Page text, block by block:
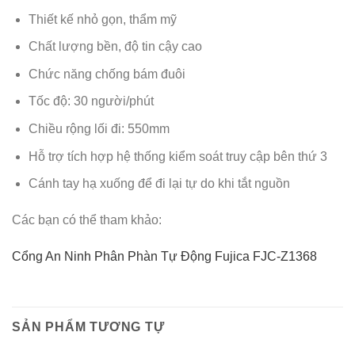
Thiết kế nhỏ gọn, thẩm mỹ
Chất lượng bền, độ tin cậy cao
Chức năng chống bám đuôi
Tốc độ: 30 người/phút
Chiều rộng lối đi: 550mm
Hỗ trợ tích hợp hệ thống kiểm soát truy cập bên thứ 3
Cánh tay hạ xuống để đi lại tự do khi tắt nguồn
Các bạn có thể tham khảo:
Cổng An Ninh Phân Phàn Tự Động Fujica FJC-Z1368
SẢN PHẨM TƯƠNG TỰ